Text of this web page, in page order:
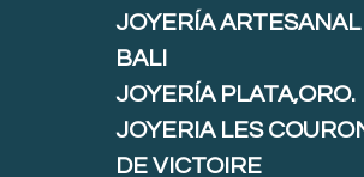
JOYERÍA ARTESANAL
BALI
JOYERÍA PLATA,ORO.
JOYERIA LES
DE VICTOIRE